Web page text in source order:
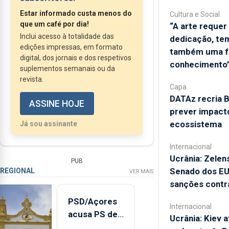
semanas, tivemos duas
excelentes notícias para os
Açores: tivemos o primeiro
parecer favorável do Tribunal
de Contas à Conta da Região,
desde 2015 e tivemos o
primeiro crescimento da
notação de uma agência de
rating internacional desde...
Estar informado custa menos do
que um café por dia!
Inclui acesso à totalidade das
edições impressas, em formato
digital, dos jornais e dos respetivos
suplementos semanais ou da
revista.
ASSINE HOJE
Já sou assinante
PUB
REGIONAL VER MAIS
PSD/Açores
acusa PS de
Cultura e Social
“A arte
dedicação,
também uma
Capa
DATAz recria
prever
ecossistema
Internacional
Ucrânia:
Senado dos
sanções
Internacional
Ucrânia: Kiev